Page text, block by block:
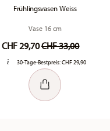
Frühlingsvasen Weiss
Vase 16 cm
CHF 29,70Price reduced
CHF 33,00to
30-Tage-Bestpreis:CHF 29,90